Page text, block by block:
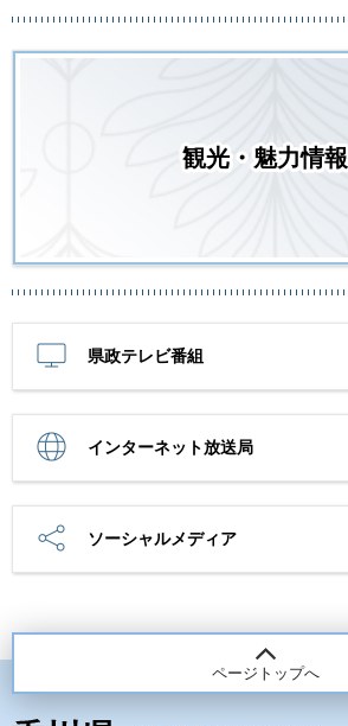
観光・魅力情報
県政テレビ番組
インターネット放送局
ソーシャルメディア
ページトップへ